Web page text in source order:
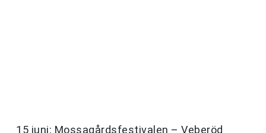
15 juni: Mossagårdsfestivalen – Veberöd